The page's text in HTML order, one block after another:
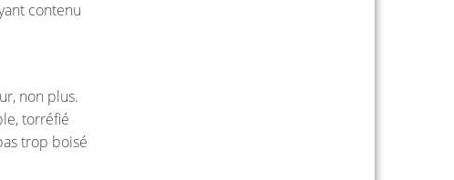
contenu
non plus.
torréfié
trop boisé